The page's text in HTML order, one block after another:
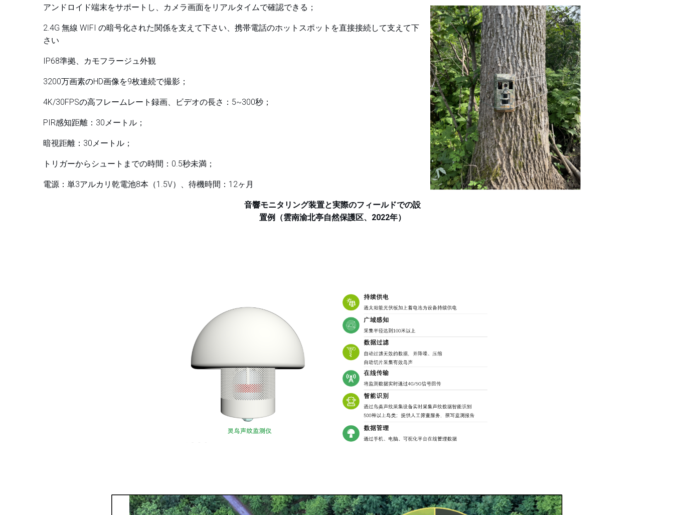
アンドロイド端末をサポートし、カメラ画面をリアルタイムで確認できる；
2.4G 無線 WIFI の暗号化された関係を支えて下さい、携帯電話のホットスポットを直接接続して支えて下
さい
IP68準拠、カモフラージュ外観
3200万画素のHD画像を9枚連続で撮影；
4K/30FPSの高フレームレート録画、ビデオの長さ：5~300秒；
PIR感知距離：30メートル；
暗視距離：30メートル；
トリガーからシュートまでの時間：0.5秒未満；
電源：単3アルカリ乾電池8本（1.5V）、待機時間：12ヶ月
音響モニタリング装置と実際のフィールドでの設
置例（雲南渝北亭自然保護区、2022年）